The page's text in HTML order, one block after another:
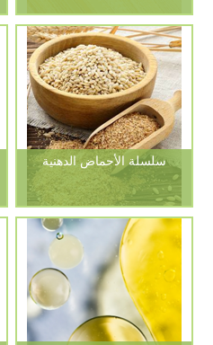
سلسلة الأحماض الدهنية